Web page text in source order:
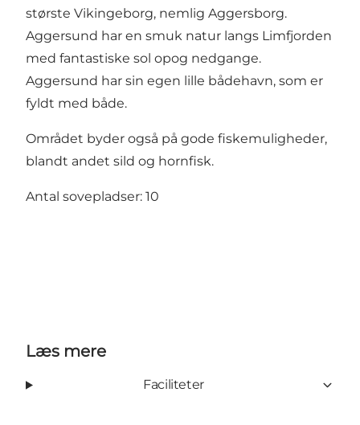
største Vikingeborg, nemlig Aggersborg.
Aggersund har en smuk natur langs Limfjorden
med fantastiske sol opog nedgange.
Aggersund har sin egen lille bådehavn, som er
fyldt med både.
Området byder også på gode fiskemuligheder,
blandt andet sild og hornfisk.
Antal sovepladser: 10
Læs mere
Faciliteter